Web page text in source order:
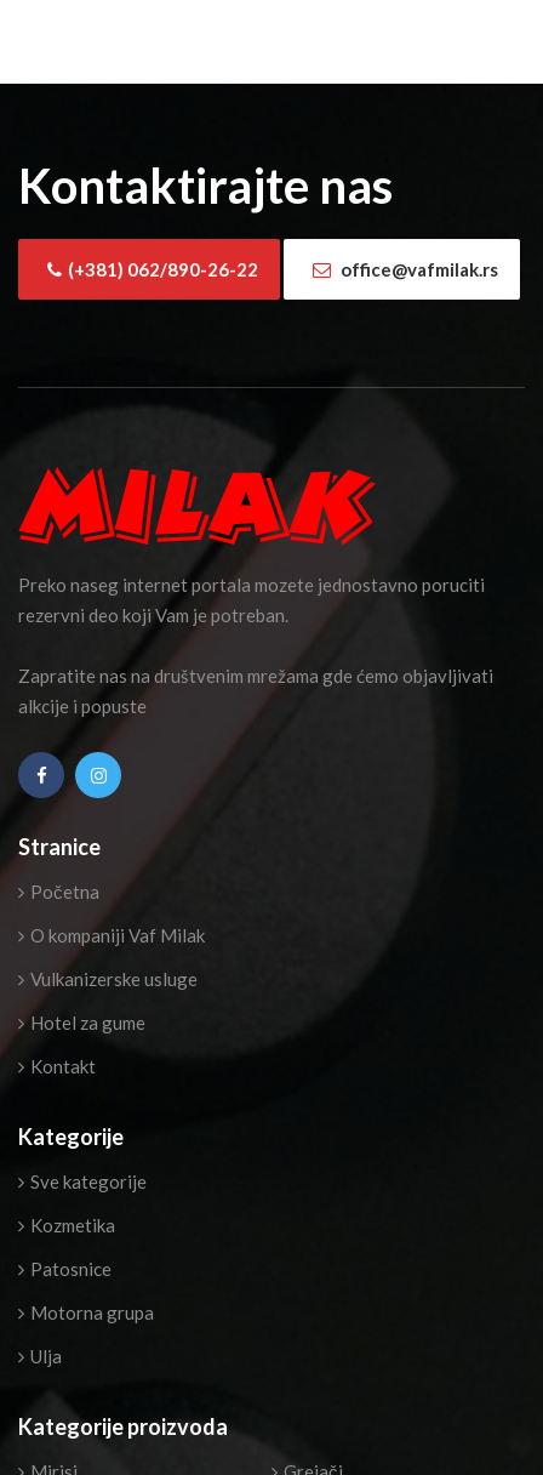
Kontaktirajte nas
(+381) 062/890-26-22 office@vafmilak.rs
Preko naseg internet portala mozete jednostavno poruciti
rezervni deo koji Vam je potreban.
Zapratite nas na društvenim mrežama gde ćemo objavljivati
alkcije i popuste
Stranice
Početna
O kompaniji Vaf Milak
Vulkanizerske usluge
Hotel za gume
Kontakt
Kategorije
Sve kategorije
Kozmetika
Patosnice
Motorna grupa
Ulja
Kategorije proizvoda